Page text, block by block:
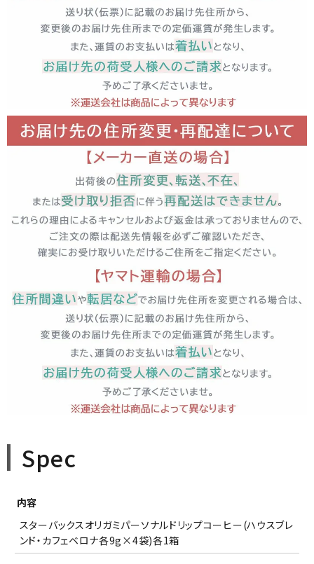
close
■包装の有無（通常発送日＋3営業日以降発送）
(
必
須
)
□のし紙の有無（のし上・表書きの選択・内のし対応）
必
必
須
)
確認しました
Spec
内容
スターバックスオリガミパーソナルドリップコーヒー(ハウスブレ
ンド・カフェベロナ各9g×4袋)各1箱